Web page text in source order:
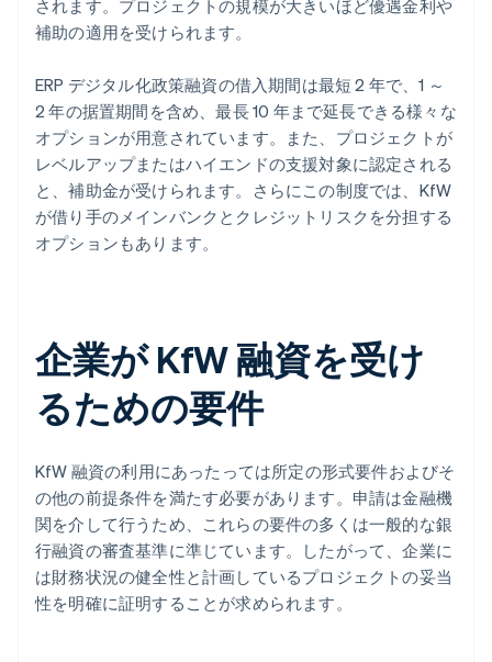
されます。プロジェクトの規模が大きいほど優遇金利や
補助の適用を受けられます。
ERP デジタル化政策融資の借入期間は最短 2 年で、1 ～
2 年の据置期間を含め、最長 10 年まで延長できる様々な
オプションが用意されています。また、プロジェクトが
レベルアップまたはハイエンドの支援対象に認定される
と、補助金が受けられます。さらにこの制度では、KfW
が借り手のメインバンクとクレジットリスクを分担する
オプションもあります。
企業が KfW 融資を受け
るための要件
KfW 融資の利用にあったっては所定の形式要件およびそ
の他の前提条件を満たす必要があります。申請は金融機
関を介して行うため、これらの要件の多くは一般的な銀
行融資の審査基準に準じています。したがって、企業に
は財務状況の健全性と計画しているプロジェクトの妥当
性を明確に証明することが求められます。